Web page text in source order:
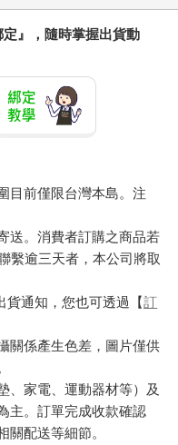
』，隨時掌握出貨動
目前僅限台灣本島。注
送。消費者訂購之商品若
繫逾三天者，本公司將取
貨通知，您也可透過【訂
關係產生色差，圖片僅供
、家電、運動器材等）及
主。訂單完成收款確認
關配送等細節。